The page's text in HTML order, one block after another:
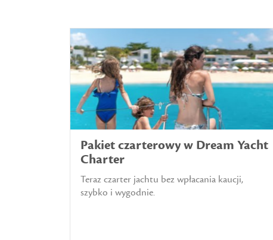
Pakiet czarterowy w Dream Yacht
Charter
Teraz czarter jachtu bez wpłacania kaucji,
szybko i wygodnie.